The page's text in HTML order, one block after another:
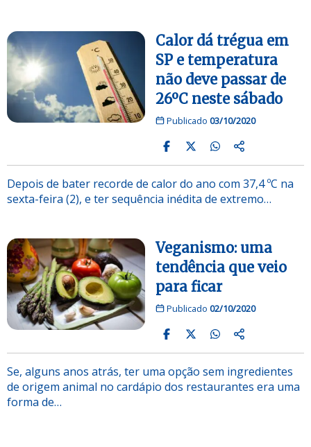
Calor dá trégua em
SP e temperatura
não deve passar de
26ºC neste sábado
Publicado 03/10/2020
Depois de bater recorde de calor do ano com 37,4 ºC na
sexta-feira (2), e ter sequência inédita de extremo…
Veganismo: uma
tendência que veio
para ficar
Publicado 02/10/2020
Se, alguns anos atrás, ter uma opção sem ingredientes
de origem animal no cardápio dos restaurantes era uma
forma de…